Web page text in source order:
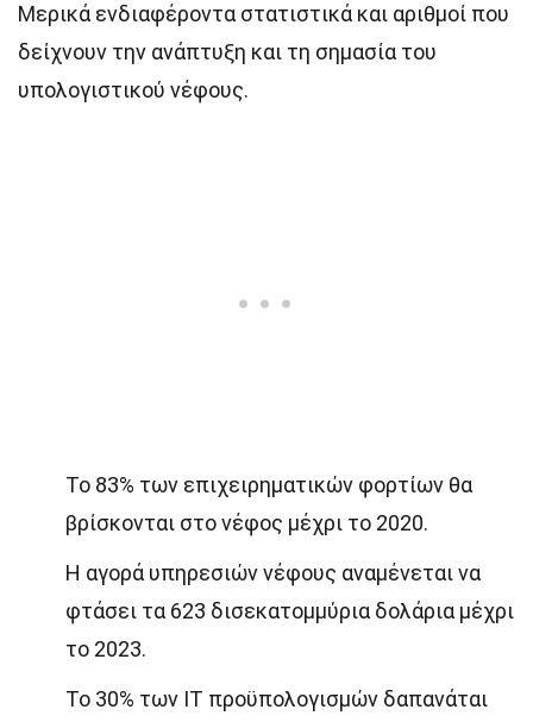
Μερικά ενδιαφέροντα στατιστικά και αριθμοί που
δείχνουν την ανάπτυξη και τη σημασία του
υπολογιστικού νέφους.
Το 83% των επιχειρηματικών φορτίων θα
βρίσκονται στο νέφος μέχρι το 2020.
Η αγορά υπηρεσιών νέφους αναμένεται να
φτάσει τα 623 δισεκατομμύρια δολάρια μέχρι
το 2023.
Το 30% των IT προϋπολογισμών δαπανάται